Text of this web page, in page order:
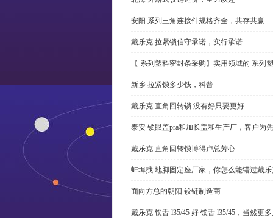
安阳 系列三角连接件规格齐全，共存共赢
戴乐克 拉紧锁信守承诺，实行承诺
【 系列塑料密封条采购】实用领域的 系列
新乡 拉紧锁多少钱，科普
戴乐克 直角回转锁 没有好只要更好
泰安 锁眼盖pra和加长盖和生产厂，客户为先
戴乐克 直角回转锁博得卢总芳心
蚌埠找 地脚固定座厂家，你怎么能错过戴
面向方总的朝阳 铰链制造商
戴乐克 锁舌 l35/45 好 锁舌 l35/45，当然更